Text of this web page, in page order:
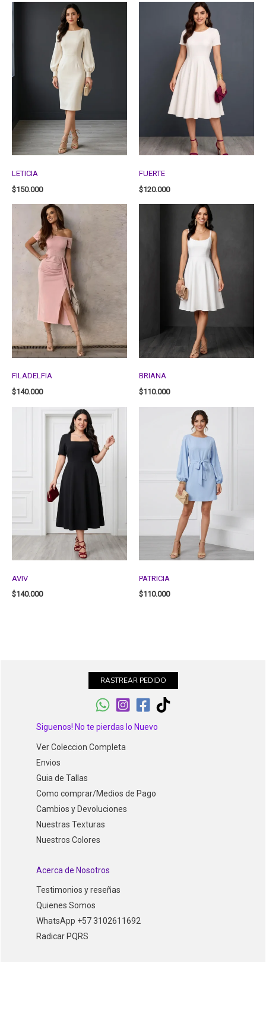
LETICIA
$150.000
FUERTE
$120.000
FILADELFIA
$140.000
BRIANA
$110.000
AVIV
$140.000
PATRICIA
$110.000
RASTREAR PEDIDO
Siguenos! No te pierdas lo Nuevo
Ver Coleccion Completa
Envios
Guia de Tallas
Como comprar/Medios de Pago
Cambios y Devoluciones
Nuestras Texturas
Nuestros Colores
Acerca de Nosotros
Testimonios y reseñas
Quienes Somos
WhatsApp +57 3102611692
Radicar PQRS